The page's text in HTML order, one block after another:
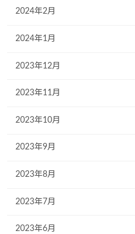
2024年2月
2024年1月
2023年12月
2023年11月
2023年10月
2023年9月
2023年8月
2023年7月
2023年6月